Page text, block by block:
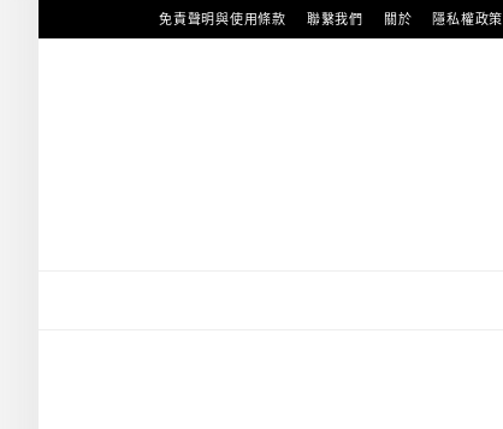
至
免責聲明與使用條款 聯繫我們 關於 隱私權政策